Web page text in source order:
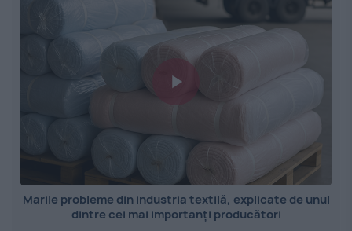
Marile probleme din industria textilă, explicate de unul
dintre cei mai importanți producători